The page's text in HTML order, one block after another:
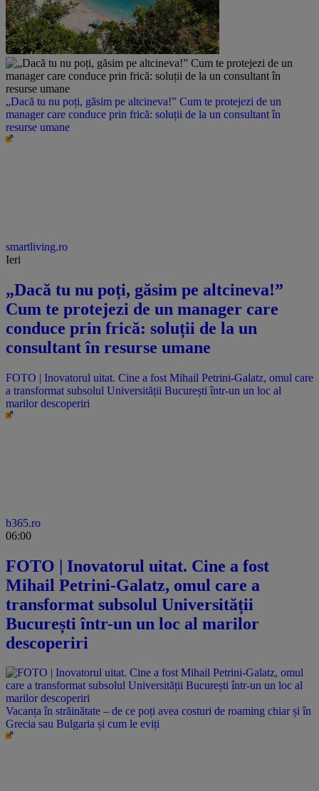
„Dacă tu nu poți, găsim pe altcineva!” Cum te protejezi de un
manager care conduce prin frică: soluții de la un consultant în
resurse umane
smartliving.ro
Ieri
„Dacă tu nu poți, găsim pe altcineva!”
Cum te protejezi de un manager care
conduce prin frică: soluții de la un
consultant în resurse umane
FOTO | Inovatorul uitat. Cine a fost Mihail Petrini-Galatz, omul care
a transformat subsolul Universității București într-un un loc al
marilor descoperiri
b365.ro
06:00
FOTO | Inovatorul uitat. Cine a fost
Mihail Petrini-Galatz, omul care a
transformat subsolul Universității
București într-un un loc al marilor
descoperiri
Vacanța în străinătate – de ce poți avea costuri de roaming chiar și în
Grecia sau Bulgaria și cum le eviți